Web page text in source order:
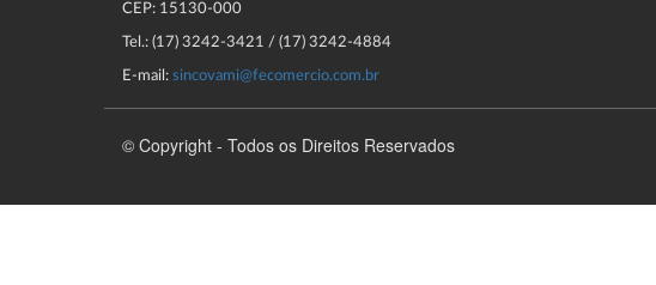
CEP: 15130-000
Tel.: (17) 3242-3421 / (17) 3242-4884
E-mail: sincovami@fecomercio.com.br
© Copyright - Todos os Direitos Reservados